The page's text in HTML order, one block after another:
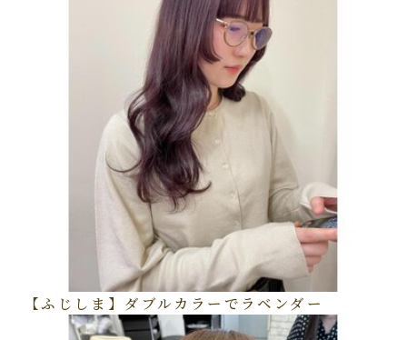
【ふじしま】ダブルカラーでラベンダー